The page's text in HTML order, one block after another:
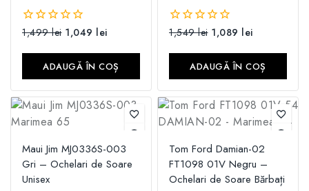
0
5
1,499lei 1,049 lei
ADAUGĂ ÎN COȘ
0
5
1,549lei 1,089 lei
ADAUGĂ ÎN COȘ
Maui Jim MJ0336S-003
Gri – Ochelari de Soare
Unisex
Tom Ford Damian-02
FT1098 01V Negru –
Ochelari de Soare Bărbați